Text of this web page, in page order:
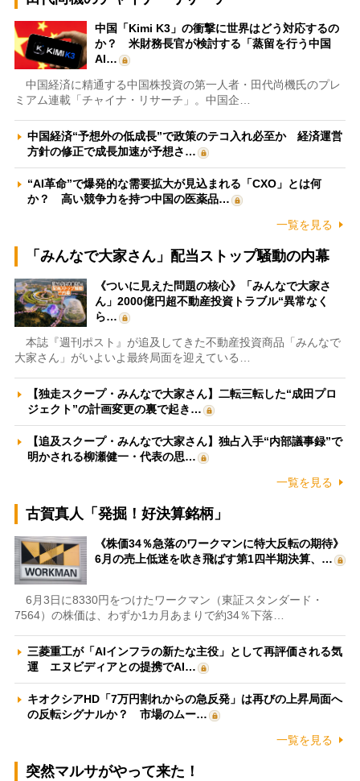
中国「Kimi K3」の衝撃に世界はどう対応するの
か？ 米財務長官が検討する「蒸留を行う中国
AI…
中国経済に精通する中国株投資の第一人者・田代尚機氏のプレ
ミアム連載「チャイナ・リサーチ」。中国企…
中国経済“予想外の低成長”で政策のテコ入れ必至か 経済運営
方針の修正で成長加速が予想さ…
“AI革命”で爆発的な需要拡大が見込まれる「CXO」とは何
か？ 高い競争力を持つ中国の医薬品…
一覧を見る
「みんなで大家さん」配当ストップ騒動の内幕
《ついに見えた問題の核心》「みんなで大家さ
ん」2000億円超不動産投資トラブル“異常なく
ら…
本誌『週刊ポスト』が追及してきた不動産投資商品「みんなで
大家さん」がいよいよ最終局面を迎えている…
【独走スクープ・みんなで大家さん】二転三転した“成田プロ
ジェクト”の計画変更の裏で起き…
【追及スクープ・みんなで大家さん】独占入手“内部議事録”で
明かされる柳瀬健一・代表の思…
一覧を見る
古賀真人「発掘！好決算銘柄」
《株価34％急落のワークマンに特大反転の期待》
6月の売上低迷を吹き飛ばす第1四半期決算、…
6月3日に8330円をつけたワークマン（東証スタンダード・
7564）の株価は、わずか1カ月あまりで約34％下落…
三菱重工が「AIインフラの新たな主役」として再評価される気
運 エヌビディアとの提携でAI…
キオクシアHD「7万円割れからの急反発」は再びの上昇局面へ
の反転シグナルか？ 市場のムー…
一覧を見る
突然マルサがやって来た！